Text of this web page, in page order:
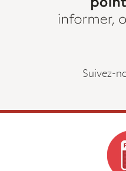
Suivez-